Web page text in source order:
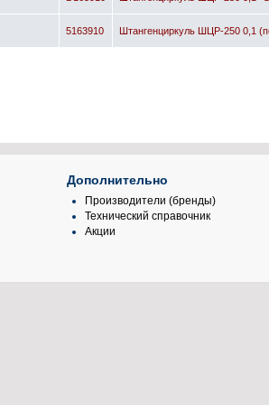
5163910 Штангенциркуль ШЦР-250 0,1
Дополнительно
Производители (бренды)
Технический справочник
Акции